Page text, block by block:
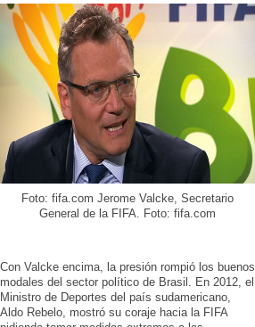
Foto: fifa.com Jerome Valcke, Secretario
General de la FIFA. Foto: fifa.com
Con Valcke encima, la presión rompió los buenos
modales del sector político de Brasil. En 2012, el
Ministro de Deportes del país sudamericano,
Aldo Rebelo, mostró su coraje hacia la FIFA